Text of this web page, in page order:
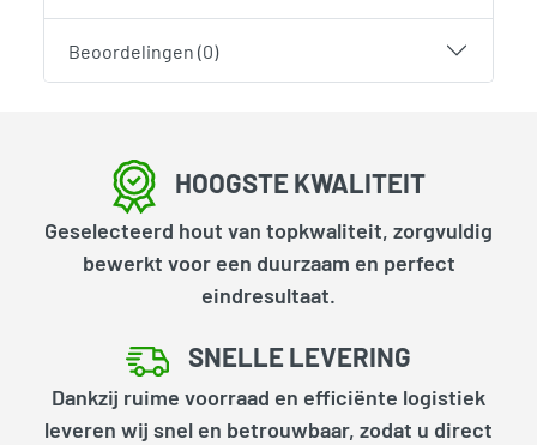
Beoordelingen (0)
HOOGSTE KWALITEIT
Geselecteerd hout van topkwaliteit, zorgvuldig
bewerkt voor een duurzaam en perfect
eindresultaat.
SNELLE LEVERING
Dankzij ruime voorraad en efficiënte logistiek
leveren wij snel en betrouwbaar, zodat u direct